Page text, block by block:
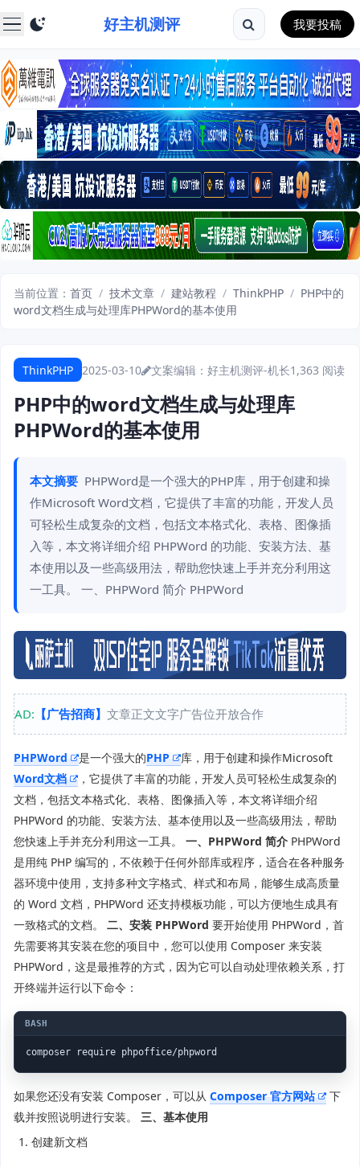
好主机测评 我要投稿
当前位置： 首页 / 技术文章 / 建站教程 / ThinkPHP / PHP中的
word文档生成与处理库PHPWord的基本使用
ThinkPHP 2025-03-10 文案编辑：好主机测评-机长1,363 阅读
PHP中的word文档生成与处理库
PHPWord的基本使用
本文摘要 PHPWord是一个强大的PHP库，用于创建和操
作Microsoft Word文档，它提供了丰富的功能，开发人员
可轻松生成复杂的文档，包括文本格式化、表格、图像插
入等，本文将详细介绍 PHPWord 的功能、安装方法、基
本使用以及一些高级用法，帮助您快速上手并充分利用这
一工具。 一、PHPWord 简介 PHPWord
AD: 【广告招商】 文章正文文字广告位开放合作
PHPWord 是一个强大的PHP
库，用于创建和操作Microsoft
Word文档
，它提供了丰富的功能，开发人员可轻松生成复杂的
文档，包括文本格式化、表格、图像插入等，本文将详细介绍
PHPWord 的功能、安装方法、基本使用以及一些高级用法，帮助
您快速上手并充分利用这一工具。 一、PHPWord 简介 PHPWord
是用纯 PHP 编写的，不依赖于任何外部库或程序，适合在各种服务
器环境中使用，支持多种文字格式、样式和布局，能够生成高质量
的 Word 文档，PHPWord 还支持模板功能，可以方便地生成具有
一致格式的文档。 二、安装 PHPWord 要开始使用 PHPWord，首
先需要将其安装在您的项目中，您可以使用 Composer 来安装
PHPWord，这是最推荐的方式，因为它可以自动处理依赖关系，打
开终端并运行以下命令：
composer require phpoffice/phpword
如果您还没有安装 Composer，可以从 Composer 官方网站
下
载并按照说明进行安装。 三、基本使用
创建新文档